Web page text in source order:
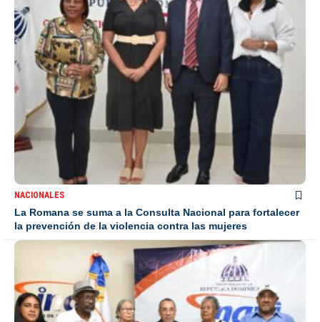
NACIONALES
La Romana se suma a la Consulta Nacional para fortalecer
la prevención de la violencia contra las mujeres